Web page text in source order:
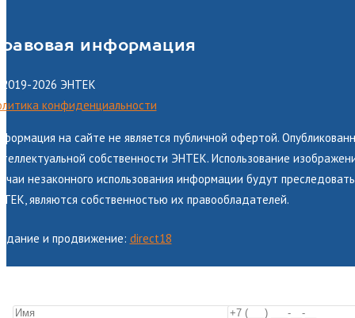
информация
2026 ЭНТЕК
конфиденциальности
на сайте не является публичной офертой.
собственности ЭНТЕК. Использование
незаконного использования информации будут
являются собственностью их правообладателей.
и продвижение: direct18